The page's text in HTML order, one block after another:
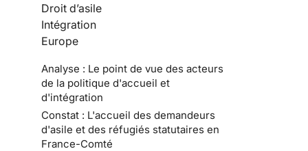
Droit d’asile
Intégration
Europe
Analyse : Le point de vue des acteurs
de la politique d'accueil et
d'intégration
Constat : L'accueil des demandeurs
d'asile et des réfugiés statutaires en
France-Comté